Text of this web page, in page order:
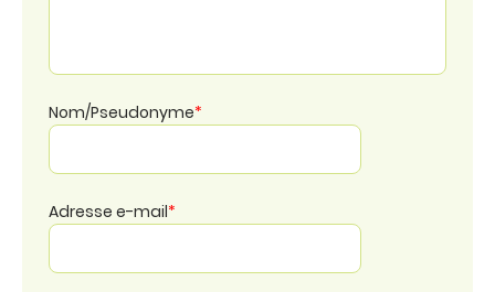
Nom/Pseudonyme*
Adresse e-mail*